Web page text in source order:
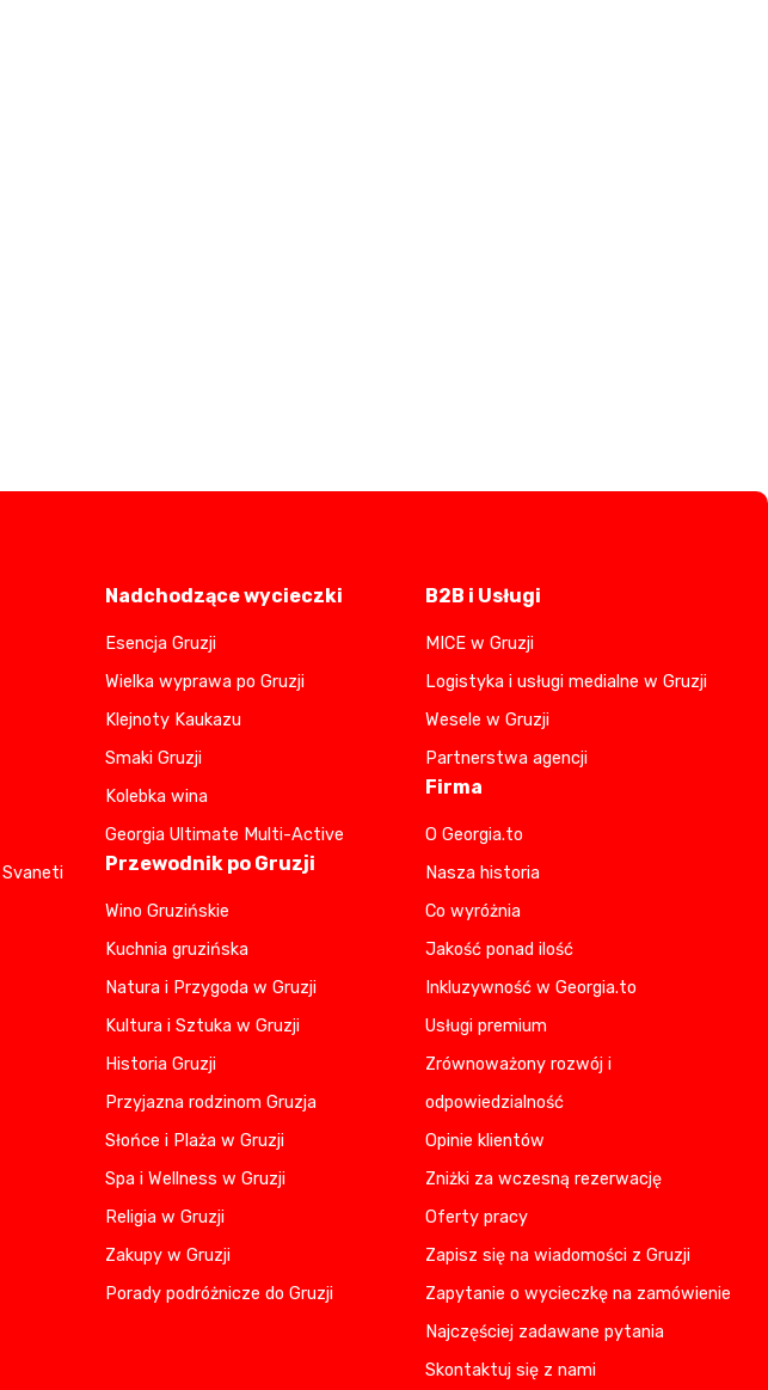
Nadchodzące wycieczki
Esencja Gruzji
Wielka wyprawa po Gruzji
Klejnoty Kaukazu
Smaki Gruzji
Kolebka wina
Georgia Ultimate Multi-Active
Przewodnik po Gruzji
Wino Gruzińskie
Kuchnia gruzińska
Natura i Przygoda w Gruzji
Kultura i Sztuka w Gruzji
Historia Gruzji
Przyjazna rodzinom Gruzja
Słońce i Plaża w Gruzji
Spa i Wellness w Gruzji
Religia w Gruzji
Zakupy w Gruzji
Porady podróżnicze do Gruzji
B2B i Usługi
MICE w Gruzji
Logistyka i usługi medialne w Gruzji
Wesele w Gruzji
Partnerstwa agencji
Firma
O Georgia.to
Nasza historia
Co wyróżnia
Jakość ponad ilość
Inkluzywność w Georgia.to
Usługi premium
Zrównoważony rozwój i
odpowiedzialność
Opinie klientów
Zniżki za wczesną rezerwację
Oferty pracy
Zapisz się na wiadomości z Gruzji
Zapytanie o wycieczkę na zamówienie
Najczęściej zadawane pytania
Skontaktuj się z nami